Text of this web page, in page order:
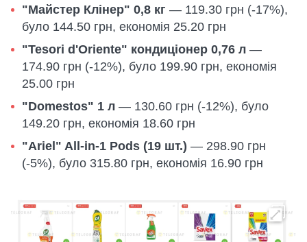
"Майстер Клінер" 0,8 кг — 119.30 грн (-17%),
було 144.50 грн, економія 25.20 грн
"Tesori d'Oriente" кондиціонер 0,76 л —
174.90 грн (-12%), було 199.90 грн, економія
25.00 грн
"Domestos" 1 л — 130.60 грн (-12%), було
149.20 грн, економія 18.60 грн
"Ariel" All-in-1 Pods (19 шт.) — 298.90 грн
(-5%), було 315.80 грн, економія 16.90 грн